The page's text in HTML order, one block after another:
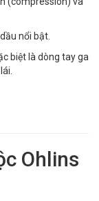
nổi bật.
biệt là dòng tay ga
Ohlins